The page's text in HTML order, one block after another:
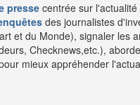
pressecentrée sur
des journalistes
et du Monde), signaler les
Checknews,etc.),
mieux appréhender